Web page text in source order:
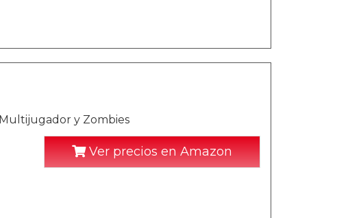
y Zombies
Ver precios en Amazon